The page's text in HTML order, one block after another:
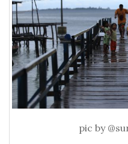
pic by